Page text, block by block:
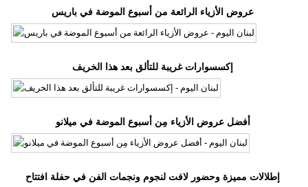
عروض الأزياء الرائعة من أسبوع الموضة في باريس
إكسسوارات غريبة للتألق بعد هذا الخريف
أفضل عروض الأزياء مِن أسبوع الموضة في ميلانو
إطلالات مميزة وحضور لافت لنجوم ونجمات الفن في حفلة افتتاح